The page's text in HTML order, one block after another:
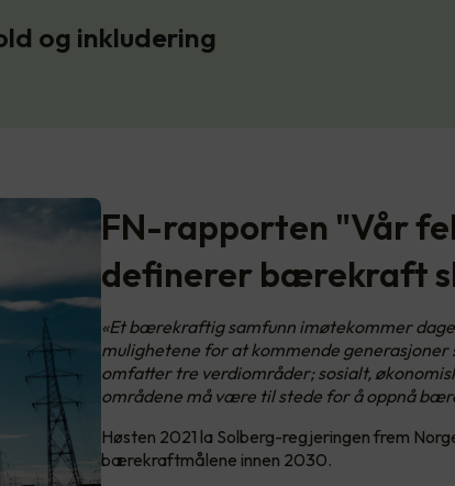
og inkludering
FN-rapporten "Vår
definerer bærekraft
«Et bærekraftig samfunn imøtekommer
mulighetene for at kommende
omfatter tre verdiområder; sosialt,
områdene må være til stede for å oppnå
Høsten 2021 la Solberg-regjeringen frem
bærekraftmålene innen 2030.